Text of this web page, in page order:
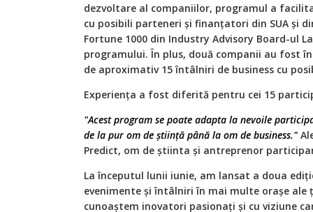
dezvoltare al companiilor, programul a
cu posibili parteneri și finanțatori din SUA și
Fortune 1000 din Industry Advisory Board-ul
programului. În plus, două companii au fost
de aproximativ 15 întâlniri de business cu
Experiența a fost diferită pentru cei 15
"Acest program se poate adapta la nevoile
de la pur om de știință până la om de business."
Predict, om de știinta și antreprenor
La începutul lunii iunie, am lansat a doua
evenimente și întâlniri în mai multe orașe ale
cunoaștem inovatori pasionați și cu viziune